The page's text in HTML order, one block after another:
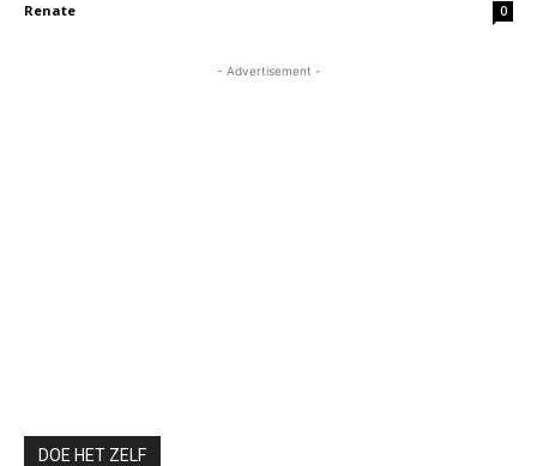
Renate 0
- Advertisement -
DOE HET ZELF